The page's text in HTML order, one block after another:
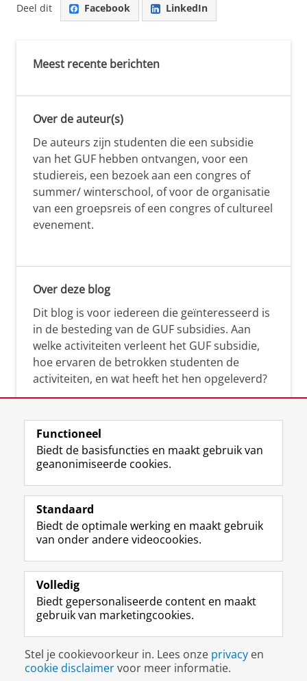
Deel dit Facebook LinkedIn
Meest recente berichten
Over de auteur(s)
De auteurs zijn studenten die een subsidie
van het GUF hebben ontvangen, voor een
studiereis, een bezoek aan een congres of
summer/ winterschool, of voor de organisatie
van een groepsreis of een congres of cultureel
evenement.
Over deze blog
Dit blog is voor iedereen die geïnteresseerd is
in de besteding van de GUF subsidies. Aan
welke activiteiten verleent het GUF subsidie,
hoe ervaren de betrokken studenten de
activiteiten, en wat heeft het hen opgeleverd?
Volg de RUG
F
a
e
b
o
p
a
i
n
a
L
i
k
e
I
-
p
g
i
n
R
S
-
f
e
R
k
s
u
I
n
t
r
m
c
c
o
Y
o
T
e
k
a
a
Studiekiezers
Alumni
Over ons
Disclaimer & Copyright
Inloggen
Functioneel
Biedt de basisfuncties en maakt gebruik van
geanonimiseerde cookies.
Standaard
Biedt de optimale werking en maakt gebruik
van onder andere videocookies.
Volledig
Biedt gepersonaliseerde content en maakt
gebruik van marketingcookies.
Stel je cookievoorkeur in. Lees onze privacy en
cookie disclaimervoor meer informatie.